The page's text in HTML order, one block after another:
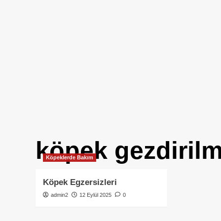
köpek
Köpeklerde Bakım
Köpek Egzersizleri
admin2 12 Eylül 2025 0